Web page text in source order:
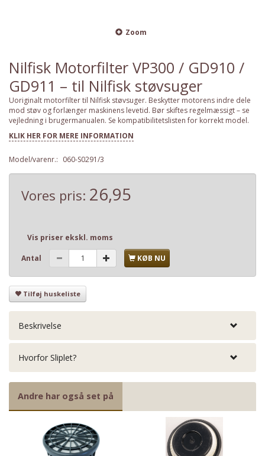
Zoom
Nilfisk Motorfilter VP300 / GD910 /
GD911 – til Nilfisk støvsuger
Uoriginalt motorfilter til Nilfisk støvsuger. Beskytter motorens indre dele
mod støv og forlænger maskinens levetid. Bør skiftes regelmæssigt – se
vejledning i brugermanualen. Se kompatibilitetslisten for korrekt model.
KLIK HER FOR MERE INFORMATION
Model/varenr.: 060-S0291/3
Vores pris: 26,95
Vis priser ekskl. moms
Antal KØB NU
Tilføj huskeliste
Beskrivelse
Hvorfor Sliplet?
Andre har også set på